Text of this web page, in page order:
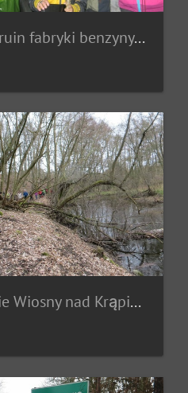
Rajd do ruin fabryki benzyny syntetycznej w Policach (22.04.2017)
Powitanie Wiosny nad Krąpielą (19.03.2017)